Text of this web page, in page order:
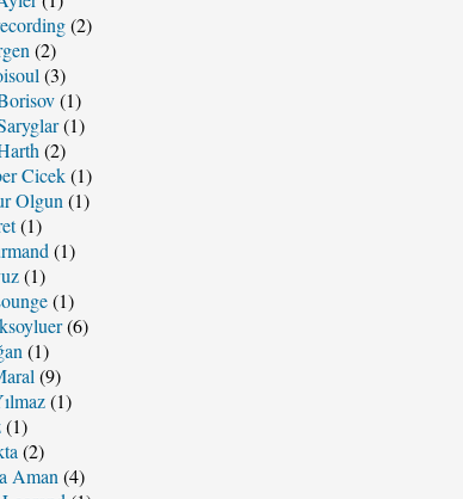
(2)
(2)
(3)
(1)
(1)
(2)
Cicek(1)
Olgun (1)
(1)
(1)
(1)
(1)
(6)
(1)
(9)
(1)
(1)
(2)
Aman (4)